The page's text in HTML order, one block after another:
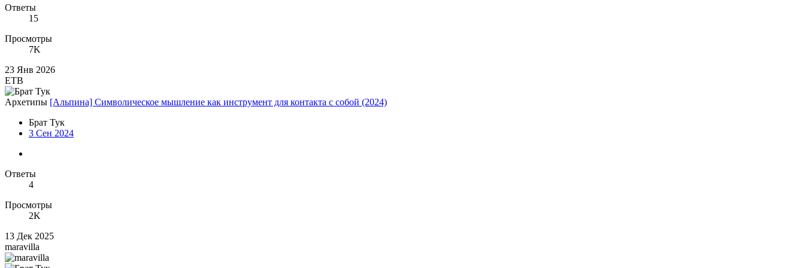
Ответы
15
Просмотры
7K
23 Янв 2026
ЕТВ
Архетипы [Альпина] Символическое мышление как инструмент для контакта с собой (2024)
Брат Тук
3 Сен 2024
Ответы
4
Просмотры
2K
13 Дек 2025
maravilla